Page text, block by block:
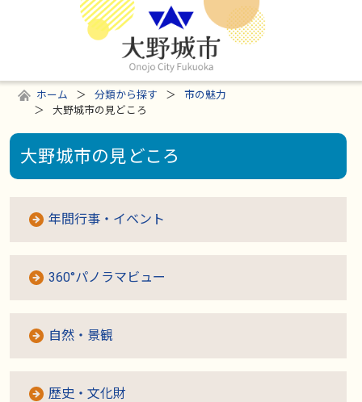
ホーム 分類から探す
市の魅力
大野城市の見どころ
大野城市の見どころ
年間行事・イベント
360°パノラマビュー
自然・景観
歴史・文化財